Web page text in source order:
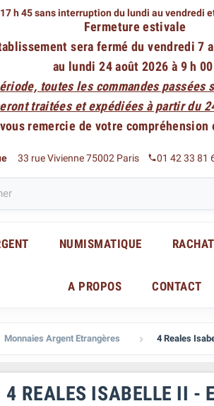
h 45 sans interruption du lundi au vendredi
Fermeture estivale
sera fermé du vendredi 7
au lundi 24 août 2026 à 9 h
toutes les commandes
traitées et expédiées à partir du
remercie de votre
33 rue Vivienne 75002 Paris phone01 42 33 81
NUMISMATIQUE
A PROPOS CONTACT
Monnaies Argent Etrangères  4 Reales
4 REALES ISABELLE II -